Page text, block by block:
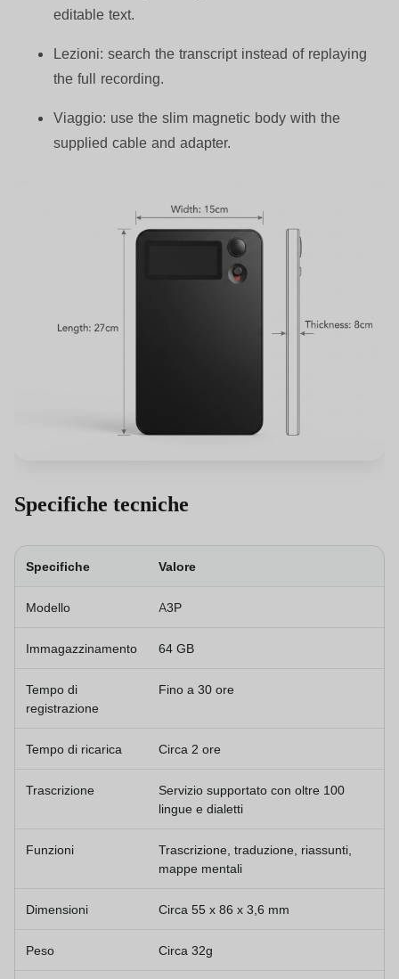
editable text.
Lezioni: search the transcript instead of replaying
the full recording.
Viaggio: use the slim magnetic body with the
supplied cable and adapter.
Specifiche tecniche
Specifiche Valore
Modello A3P
Immagazzinamento 64 GB
Tempo di
registrazione
Fino a 30 ore
Tempo di ricarica Circa 2 ore
Trascrizione
Servizio supportato con oltre 100
lingue e dialetti
Funzioni
Trascrizione, traduzione, riassunti,
mappe mentali
Dimensioni Circa 55 x 86 x 3,6 mm
Peso Circa 32g